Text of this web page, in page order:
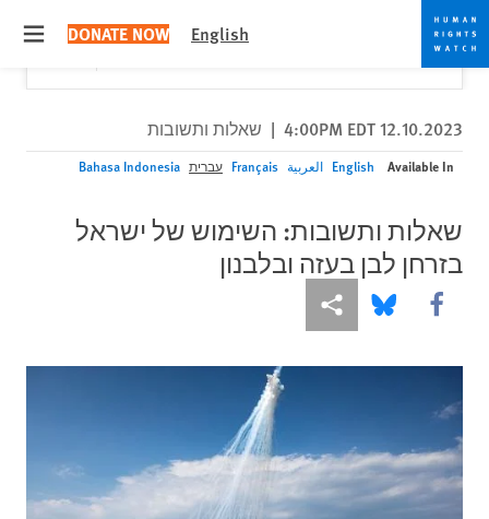
Skip
to
cookie
privacy
notice
Skip
to
main
content
English
DONATE NOW
Would you like to read this page in English?
Close
12.10.2023 4:00PM EDT
| שאלות ותשובות
Available In
English العربية Français עברית Bahasa Indonesia
שאלות ותשובות: השימוש של ישראל
בזרחן לבן בעזה ובלבנון
Share this via Facebook
Share this via Bluesky
More sharing options